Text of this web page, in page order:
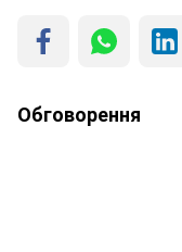
Обговорення